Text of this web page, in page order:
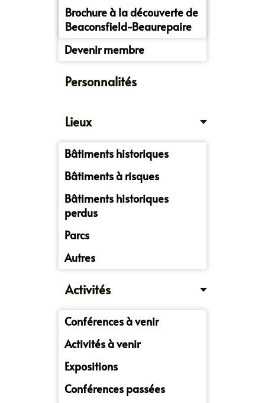
Brochure à la découverte de
Beaconsfield-Beaurepaire
Devenir membre
Personnalités
Lieux
Bâtiments historiques
Bâtiments à risques
Bâtiments historiques
perdus
Parcs
Autres
Activités
Conférences à venir
Activités à venir
Expositions
Conférences passées